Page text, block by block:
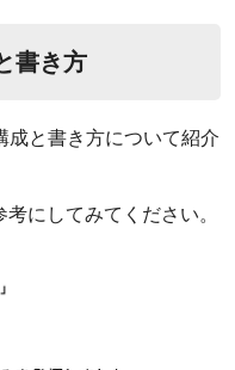
書き方
成と書き方について紹介
にしてみてください。